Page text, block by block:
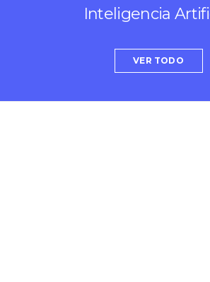
Inteligencia
VER TODO